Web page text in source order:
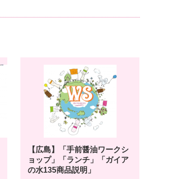
【広島】「手前醤油ワークシ
ョップ」「ランチ」「ガイア
の水135商品説明」